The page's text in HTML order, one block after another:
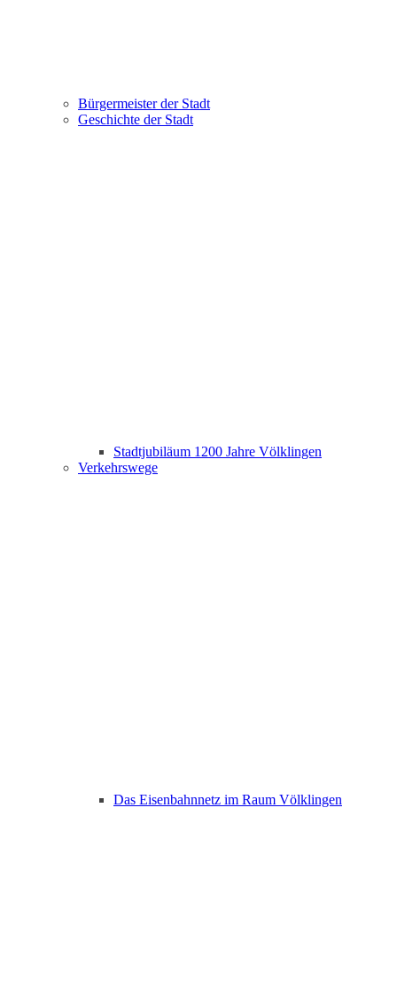
Bürgermeister der Stadt
Geschichte der Stadt
Stadtjubiläum 1200 Jahre Völklingen
Verkehrswege
Das Eisenbahnnetz im Raum Völklingen